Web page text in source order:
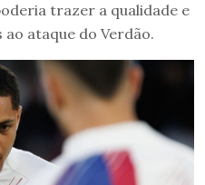
trazer a qualidade e
ataque do Verdão.